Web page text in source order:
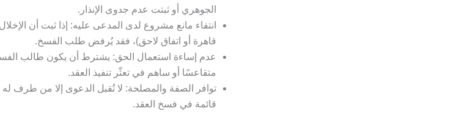
الجوهري أو ثبتت عدم جدوى الإنذار.
انتفاء مانع مشروع لدى المدعى عليه: إذا ثبت أن
قاهرة أو اتفاق لاحق)، فقد يُرفض طلب الفسخ.
عدم إساءة استعمال الحق: يشترط أن يكون طالب الفسخ
متقاعسًا أو ساهم في تعثّر تنفيذ العقد.
توافر الصفة والمصلحة: لا تُقبل الدعوى إلا من طرف
قائمة في فسخ العقد.